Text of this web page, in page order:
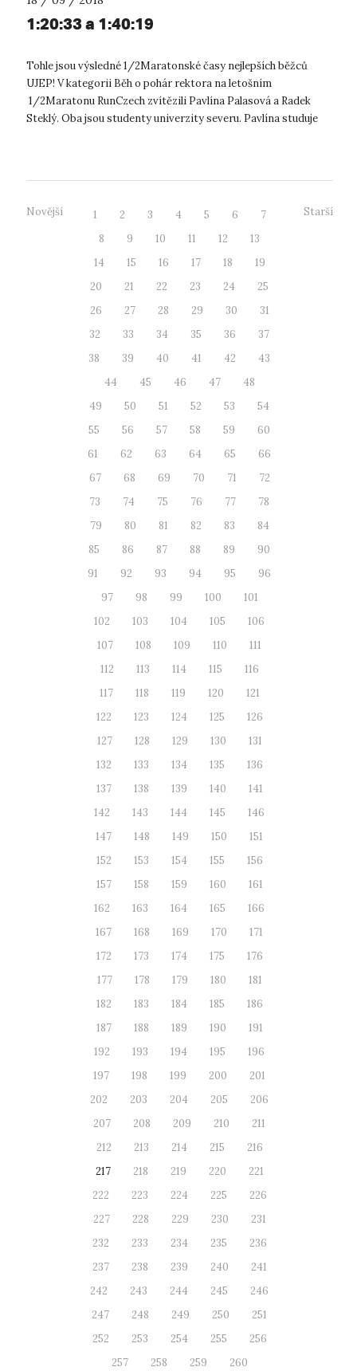
1:20:33 a 1:40:19
Tohle jsou výsledné 1/2Maratonské časy nejlepších běžců
UJEP! V kategorii Běh o pohár rektora na letošním
1/2Maratonu RunCzech zvítězili Pavlína Palasová a Radek
Steklý. Oba jsou studenty univerzity severu. Pavlína studuje
Novější 1 2 3 4 5 6
7
8
9 10 11 12
13
14
15 16 17 18
19
20
21 22 23 24
25
26
27 28 29 30
31
32
33 34 35 36
37
38
39 40 41 42
43
44
45 46 47
48
49
50 51 52 53
54
55
56 57 58 59
60
61
62 63 64 65
66
67
68 69 70 71
72
73
74 75 76 77
78
79
80 81 82 83
84
85
86 87 88 89
90
91
92 93 94 95
96
97
98 99 100
101
102
103 104 105
106
107
108 109 110
111
112
113 114 115
116
117
118 119 120
121
122
123 124 125
126
127
128 129 130
131
132
133 134 135
136
137
138 139 140
141
142
143 144 145
146
147
148 149 150
151
152
153 154 155
156
157
158 159 160
161
162
163 164 165
166
167
168 169 170
171
172
173 174 175
176
177
178 179 180
181
182
183 184 185
186
187
188 189 190
191
192
193 194 195
196
197
198 199 200
201
202
203 204 205
206
207
208 209 210
211
212
213 214 215
216
217
218 219 220
221
222
223 224 225
226
227
228 229 230
231
232
233 234 235
236
237
238 239 240
241
242
243 244 245
246
247
248 249 250
251
252
253 254 255
256
257
258 259 260
Starší